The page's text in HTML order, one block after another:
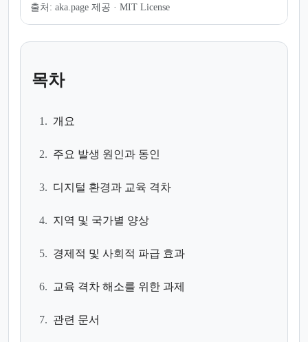
출처: aka.page 제공 · MIT License
목차
1. 개요
2. 주요 발생 원인과 동인
3. 디지털 환경과 교육 격차
4. 지역 및 국가별 양상
5. 경제적 및 사회적 파급 효과
6. 교육 격차 해소를 위한 과제
7. 관련 문서